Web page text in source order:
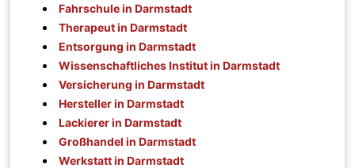
Fahrschule in Darmstadt
Therapeut in Darmstadt
Entsorgung in Darmstadt
Wissenschaftliches Institut in Darmstadt
Versicherung in Darmstadt
Hersteller in Darmstadt
Lackierer in Darmstadt
Großhandel in Darmstadt
Werkstatt in Darmstadt